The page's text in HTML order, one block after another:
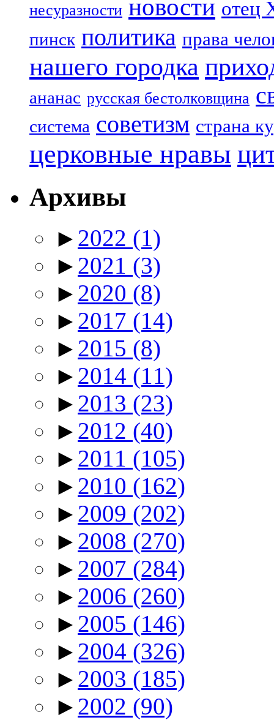
несуразности новости отец
пинск политика права
нашего городка
ананас русская бестолковщина
система советизм страна
церковные нравы
Архивы
► 2022 (1)
► 2021 (3)
► 2020 (8)
► 2017 (14)
► 2015 (8)
► 2014 (11)
► 2013 (23)
► 2012 (40)
► 2011 (105)
► 2010 (162)
► 2009 (202)
► 2008 (270)
► 2007 (284)
► 2006 (260)
► 2005 (146)
► 2004 (326)
► 2003 (185)
► 2002 (90)